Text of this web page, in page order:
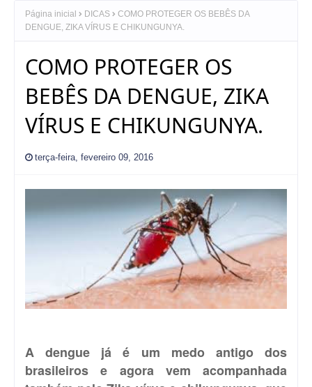
Página inicial DICAS
COMO PROTEGER OS BEBÊS DA
DENGUE, ZIKA VÍRUS E CHIKUNGUNYA.
COMO PROTEGER OS
BEBÊS DA DENGUE, ZIKA
VÍRUS E CHIKUNGUNYA.
terça-feira, fevereiro 09, 2016
A dengue já é um medo antigo dos
brasileiros e agora vem acompanhada